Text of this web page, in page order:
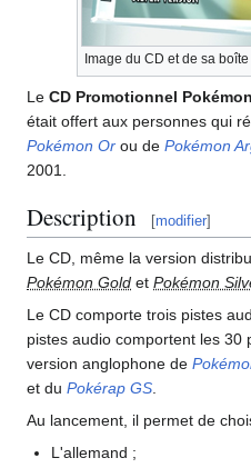
Image du CD et de sa boîte
Le CD Promotionnel
était offert aux personnes qui
Pokémon Or ou de Pokémon
2001.
Description [modifier]
Le CD, même la version
Pokémon Gold et Pokémon
Le CD comporte trois pistes
pistes audio comportent les 30
version anglophone de
et du Pokérap GS
Au lancement, il permet de
L'allemand ;